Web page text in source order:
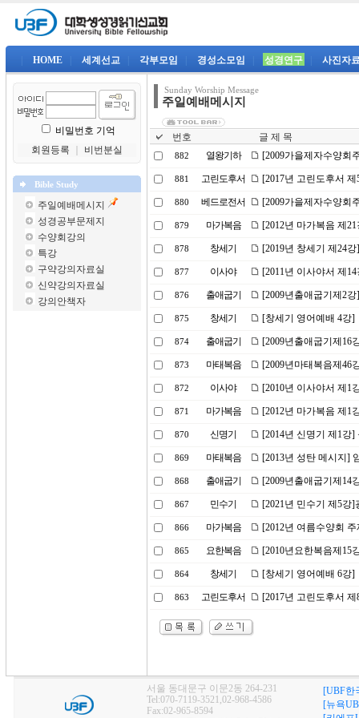
HOME 세계선교 각부모임 경성소모임 성경연구 사진자
비밀번호 기억
회원등록
비번분실
Bible Study
주일예배메시지
성경공부문제지
수양회강의
특강
구약강의자료실
신약강의자료실
강의안책자
Sunday Worship Message
주일예배메시지
번호 글 제 목
882 열왕기하 [2009가을제자수양회
881 고린도후서 [2017년 고린도후서
880 베드로전서 [2009가을제자수양회
879 마가복음 [2012년 마가복음 제
878 창세기 [2019년 창세기 제24
877 이사야 [2011년 이사야서 제
876 출애굽기 [2009년출애굽기제2
875 창세기 [창세기 영어예배 4강]
874 출애굽기 [2009년출애굽기제16
873 마태복음 [2009년마태복음제46
872 이사야 [2010년 이사야서 제1
871 마가복음 [2012년 마가복음 제1
870 신명기 [2014년 신명기 제1강
869 마태복음 [2013년 성탄 메시지]
868 출애굽기 [2009년출애굽기제14
867 민수기 [2021년 민수기 제5강
866 마가복음 [2012년 여름수양회
865 요한복음 [2010년요한복음제15
864 창세기 [창세기 영어예배 6강]
863 고린도후서 [2017년 고린도후서
서울 동대문구 이문2동 264-231
Tel:070-7119-3521,02-968-4586
Fax:02-965-8594
[UBF한
[뉴욕